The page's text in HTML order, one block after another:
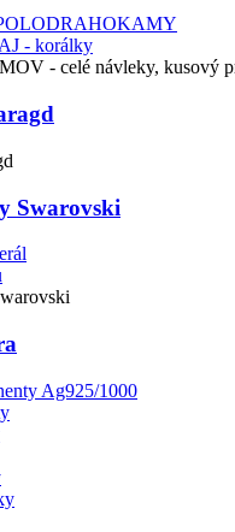
- korálky
Swarovski
Ag925/1000